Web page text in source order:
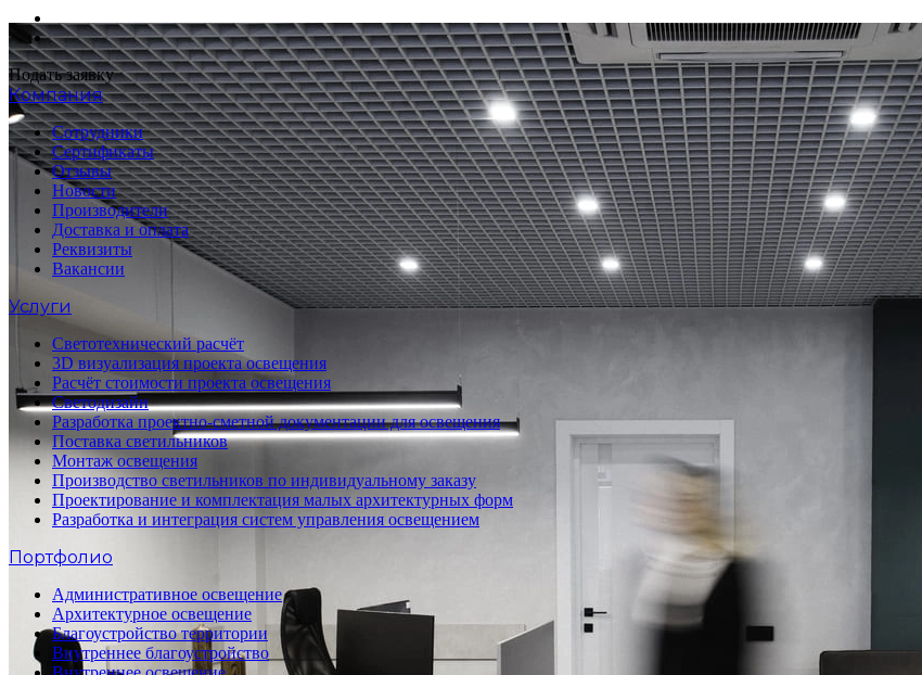
Подать заявку
Компания
Сотрудники
Сертификаты
Отзывы
Новости
Производители
Доставка и оплата
Реквизиты
Вакансии
Услуги
Светотехнический расчёт
3D визуализация проекта освещения
Расчёт стоимости проекта освещения
Светодизайн
Разработка проектно-сметной документации для освещения
Поставка светильников
Монтаж освещения
Производство светильников по индивидуальному заказу
Проектирование и комплектация малых архитектурных форм
Разработка и интеграция систем управления освещением
Портфолио
Административное освещение
Архитектурное освещение
Благоустройство территории
Внутреннее благоустройство